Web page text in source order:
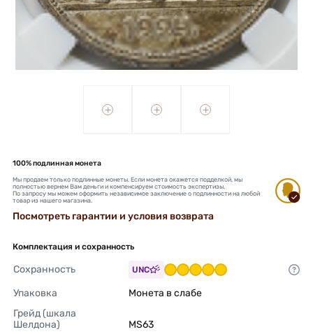
+ + +
100% подлинная монета
Мы продаем только подлинные монеты. Если монета окажется подделкой, мы
полностью вернем Вам деньги и компенсируем стоимость экспертизы.
По запросу мы можем оформить независимое заключение о подлинности на любой
товар из нашего магазина.
Посмотреть гарантии и условия возврата
Комплектация и сохранность
Сохранность UNC
Упаковка
Монета в слабе
Грейд (шкала
Шелдона)
MS63